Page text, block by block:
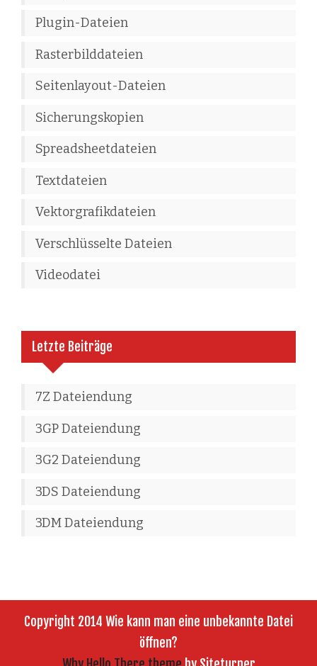
Plugin-Dateien
Rasterbilddateien
Seitenlayout-Dateien
Sicherungskopien
Spreadsheetdateien
Textdateien
Vektorgrafikdateien
Verschlüsselte Dateien
Videodatei
Letzte Beiträge
7Z Dateiendung
3GP Dateiendung
3G2 Dateiendung
3DS Dateiendung
3DM Dateiendung
Copyright 2014 Wie kann man eine unbekannte Datei
öffnen?